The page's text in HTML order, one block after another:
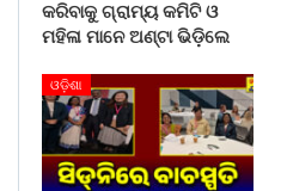
କରିବାକୁ ଗ୍ରାମ୍ୟ କମିଟି ଓ
ମହିଳା ମାନେ ଅଣ୍ଟା ଭିଡ଼ିଲେ
ଓଡ଼ିଶା